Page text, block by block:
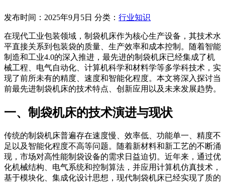
发布时间：2025年9月5日 分类： 行业知识
在现代工业包装领域，制袋机床作为核心生产设备，其技术水
平直接关系到包装袋的质量、生产效率和成本控制。随着智能
制造和工业4.0的深入推进，最先进的制袋机床已经集成了机
械工程、电气自动化、计算机科学和材料学等多学科技术，实
现了前所未有的精度、速度和智能化程度。本文将深入探讨当
前最先进制袋机床的技术特点、创新应用以及未来发展趋势。
一、制袋机床的技术演进与现状
传统的制袋机床普遍存在速度慢、效率低、功能单一、精度不
足以及智能化程度不高等问题。随着新材料和新工艺的不断涌
现，市场对高性能制袋设备的需求日益迫切。近年来，通过优
化机械结构、电气系统和控制算法，并应用计算机仿真技术，
基于模块化、集成化设计思想，现代制袋机床已经实现了质的